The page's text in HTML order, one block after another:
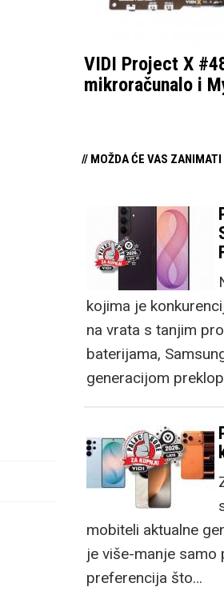
VIDI Project X
mikroračunalo i
// MOŽDA ĆE VAS ZANIMATI
kojima je
na vrata s tanjim
baterijama,
generacijom
mobiteli aktualne
je više-manje samo
preferencija što…